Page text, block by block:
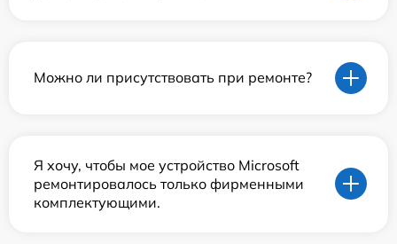
Можно ли присутствовать при ремонте?
Я хочу, чтобы мое устройство Microsoft
ремонтировалось только фирменными
комплектующими.